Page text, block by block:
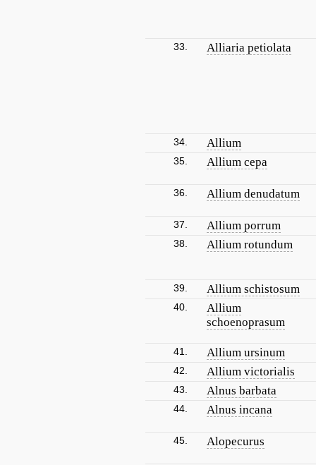
33. Alliaria petiolata
34. Allium
35. Allium cepa
36. Allium denudatum
37. Allium porrum
38. Allium rotundum
39. Allium schistosum
40.
Allium
schoenoprasum
41. Allium ursinum
42. Allium victorialis
43. Alnus barbata
44. Alnus incana
45. Alopecurus